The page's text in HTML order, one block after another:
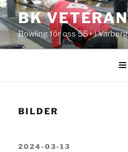
Hoppa
till
innehåll
BK
Bowling för oss 55+ i Varberg
BILDER
PUBLICERAT
2024-03-13